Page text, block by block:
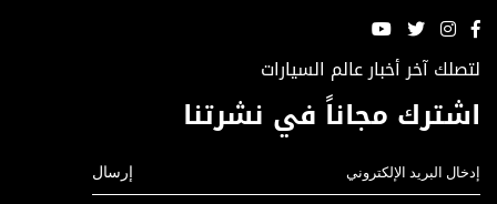
لتصلك آخر أخبار عالم السيارات
اشترك مجاناً في نشرتنا